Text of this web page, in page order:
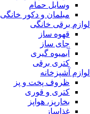
وسایل حمام
مبلمان و دکور خانگی
لوازم برقی خانگی
قهوه ساز
چای ساز
آبمیوه گیری
کتری برقی
لوازم آشپزخانه
ظروف پخت و پز
کتری و قوری
بخارپز، هواپز
غذاساز